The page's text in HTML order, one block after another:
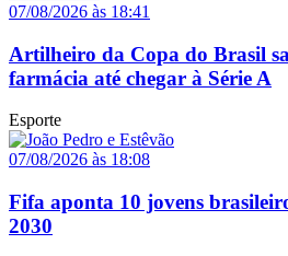
07/08/2026 às 18:41
Artilheiro da Copa do Brasil
farmácia até chegar à Série A
Esporte
07/08/2026 às 18:08
Fifa aponta 10 jovens
2030